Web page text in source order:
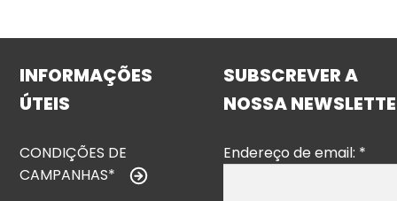
INFORMAÇÕES
ÚTEIS
CONDIÇÕES DE
CAMPANHAS*
SUBSCREVER A
NOSSA
Endereço de email: *